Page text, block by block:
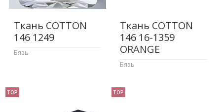
Ткань COTTON
146 1249
Бязь
Ткань COTTON
146 16-1359
ORANGE
Бязь
TOP TOP